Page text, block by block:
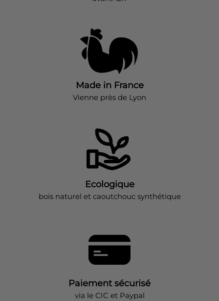
Made in France
Vienne près de Lyon
Ecologique
bois naturel et caoutchouc synthétique
Paiement sécurisé
via le CIC et Paypal